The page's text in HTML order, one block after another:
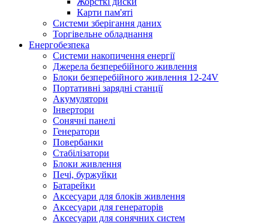
Карти пам'яті
Системи зберігання даних
Торгівельне обладнання
Енергобезпека
Системи накопичення енергії
Джерела безперебійного живлення
Блоки безперебійного живлення 12-24V
Портативні зарядні станції
Акумулятори
Інвертори
Сонячні панелі
Генератори
Повербанки
Стабілізатори
Блоки живлення
Печі, буржуйки
Батарейки
Аксесуари для блоків живлення
Аксесуари для генераторів
Аксесуари для сонячних систем